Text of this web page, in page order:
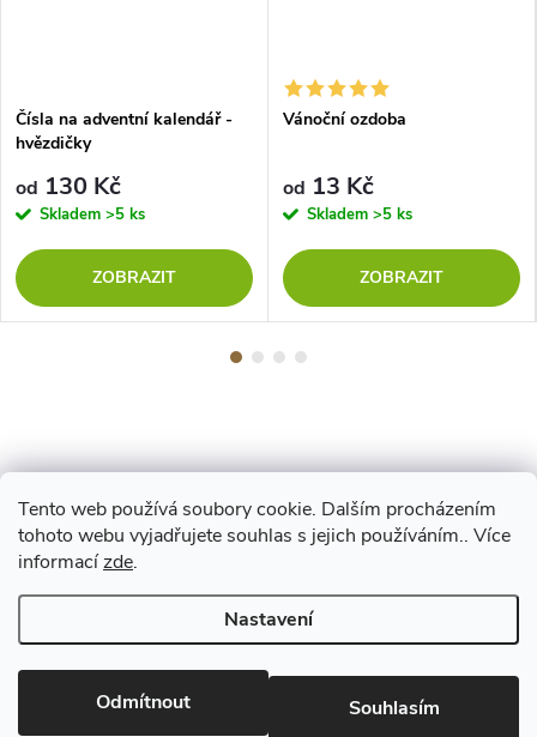
Tento web používá soubory cookie. Dalším procházením
tohoto webu vyjadřujete souhlas s jejich používáním.. Více
informacízde.
Nastavení
Odmítnout Souhlasím
Čísla na adventní kalendář -
hvězdičky
od 130 Kč
Skladem >5 ks
ZOBRAZIT
Vánoční ozdoba
od 13 Kč
Skladem >5 ks
ZOBRAZIT
Z
á
p
a
Copyright 2026www.vyrejeme.cz. Všechna práva vyhrazena.Upravit
nastavení cookies